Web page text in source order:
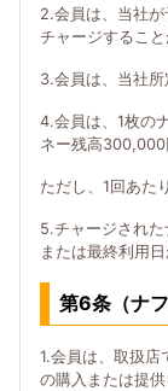
2.会員は、当社
チャージすること
3.会員は、当社所
4.会員は、1枚の
ネー残高300,000
ただし、1回あた
5.チャージされた
または最終利用
第6条（ナ
1.会員は、取扱店
の購入または提